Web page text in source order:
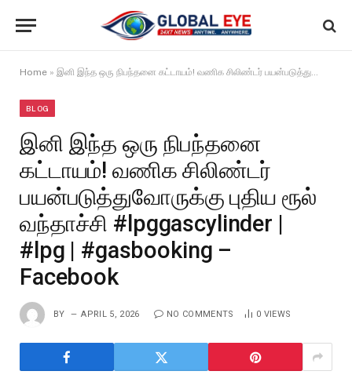
Home » இனி இந்த ஒரு நிபந்தனை கட்டாயம்! வணிக சிலிண்டர் பயன்படுத்துவோருக்கு புதிய ரூல் வந்தாச்சி #lpggascylinder | #lpg | #gasbooking – Facebook
BLOG
இனி இந்த ஒரு நிபந்தனை
கட்டாயம்! வணிக சிலிண்டர்
பயன்படுத்துவோருக்கு புதிய ரூல்
வந்தாச்சி #lpggascylinder |
#lpg | #gasbooking –
Facebook
BY APRIL 5, 2026 NO COMMENTS 0 VIEWS